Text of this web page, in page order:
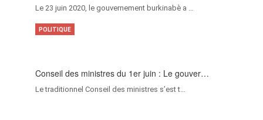
Le 23 juin 2020, le gouvernement burkinabè a …
Conseil des ministres du 1er juin : Le gouver…
Le traditionnel Conseil des ministres s’est t…
POLITIQUE